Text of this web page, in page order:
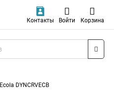
Контакты Войти Корзина
Ecola DYNCRVECB